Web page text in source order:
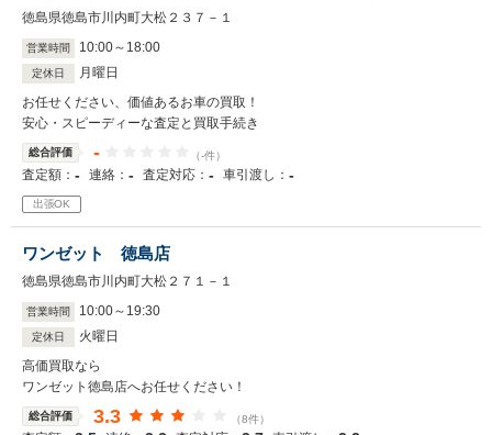
徳島県徳島市川内町大松２３７－１
営業時間 10:00～ 18:00
定休日
月曜日
お任せください、価値あるお車の買取！
安心・スピーディーな査定と買取手続き
総合評価 - （-件）
査定額： - 連絡： - 査定対応： - 車引渡し： -
出張OK
ワンゼット 徳島店
徳島県徳島市川内町大松２７１－１
営業時間 10:00～ 19:30
定休日
火曜日
高価買取なら
ワンゼット徳島店へお任せください！
総合評価 3.3 （8件）